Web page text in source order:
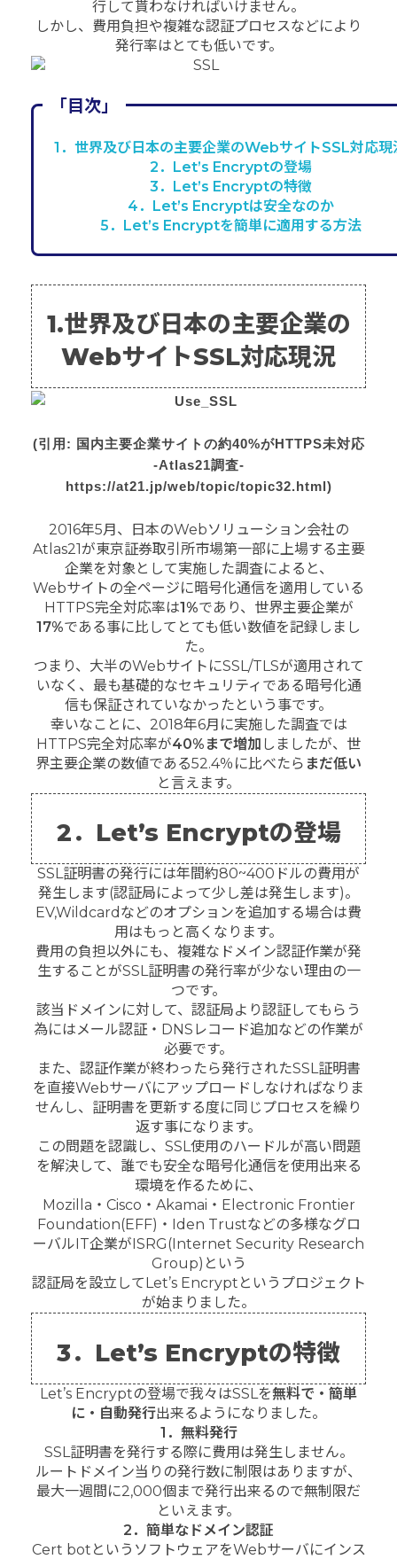
行して貰わなければいけません。
しかし、費用負担や複雑な認証プロセスなどにより
発行率はとても低いです。
「目次」
1．世界及び日本の主要企業のWebサイトSSL対応現
2．Let’s Encryptの登場
3．Let’s Encryptの特徴
4．Let’s Encryptは安全なのか
5．Let’s Encryptを簡単に適用する方法
1.世界及び日本の主要企業の
WebサイトSSL対応現況
(引用: 国内主要企業サイトの約40%がHTTPS未対応
-Atlas21調査-
https://at21.jp/web/topic/topic32.html)
2016年5月、日本のWebソリューション会社の
Atlas21が東京証券取引所市場第一部に上場する主要
企業を対象として実施した調査によると、
Webサイトの全ページに暗号化通信を適用している
HTTPS完全対応率は1%であり、世界主要企業が
17%である事に比してとても低い数値を記録しまし
た。
つまり、大半のWebサイトにSSL/TLSが適用されて
いなく、最も基礎的なセキュリティである暗号化通
信も保証されていなかったという事です。
幸いなことに、2018年6月に実施した調査では
HTTPS完全対応率が40%まで増加 しましたが、世
界主要企業の数値である52.4％に比べたら まだ低い
と言えます。
2．Let’s Encryptの登場
SSL証明書の発行には年間約80~400ドルの費用が
発生します(認証局によって少し差は発生します)。
EV,Wildcardなどのオプションを追加する場合は費
用はもっと高くなります。
費用の負担以外にも、複雑なドメイン認証作業が発
生することがSSL証明書の発行率が少ない理由の一
つです。
該当ドメインに対して、認証局より認証してもらう
為にはメール認証・DNSレコード追加などの作業が
必要です。
また、認証作業が終わったら発行されたSSL証明書
を直接Webサーバにアップロードしなければなりま
せんし、証明書を更新する度に同じプロセスを繰り
返す事になります。
この問題を認識し、SSL使用のハードルが高い問題
を解決して、誰でも安全な暗号化通信を使用出来る
環境を作るために、
Mozilla・Cisco・Akamai・Electronic Frontier
Foundation(EFF)・Iden Trustなどの多様なグロ
ーバルIT企業がISRG(Internet Security Research
Group)という
認証局を設立してLet’s Encryptというプロジェクト
が始まりました。
3．Let’s Encryptの特徴
Let’s Encryptの登場で我々はSSLを無料で・簡単
に・自動発行出来るようになりました。
1．無料発行
SSL証明書を発行する際に費用は発生しません。
ルートドメイン当りの発行数に制限はありますが、
最大一週間に2,000個まで発行出来るので無制限だ
といえます。
2．簡単なドメイン認証
Cert botというソフトウェアをWebサーバにインス